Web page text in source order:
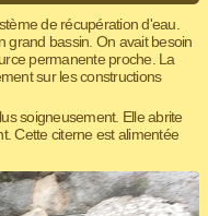
de récupération d'eau.
grand bassin. On avait besoin
permanente proche. La
sur les constructions
soigneusement. Elle abrite
Cette citerne est alimentée